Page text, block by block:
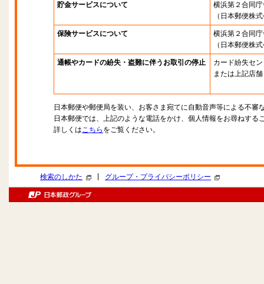
貯金サービスについて
横浜第２合同
（日本郵便株
保険サービスについて
横浜第２合同
（日本郵便株
通帳やカードの紛失・盗難に伴うお取引の停止
カード紛失セ
または上記店舗
日本郵便や郵便局を装い、お客さま宛てに自動音声等による不審
日本郵便では、上記のような電話をかけ、個人情報をお尋ねする
詳しくはこちら をご覧ください。
検索のしかた グループ・プライバシーポリシー